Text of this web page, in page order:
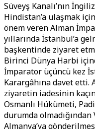
Süveyş Kanalı’nın
Hindistan’a ulaşmak
önem veren Alman
yıllarında İstanbul’a
başkentinde ziyaret
Birinci Dünya Harbi
İmparator üçüncü kez
Karargâhına davet etti.
ziyaretin iadesinin
Osmanlı Hükümeti,
durumda
Almanya’ya